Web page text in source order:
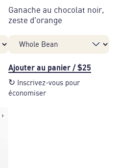
Ganache au chocolat noir,
zeste d'orange
Ajouter au panier / $25
↻
Inscrivez-vous pour
économiser
›